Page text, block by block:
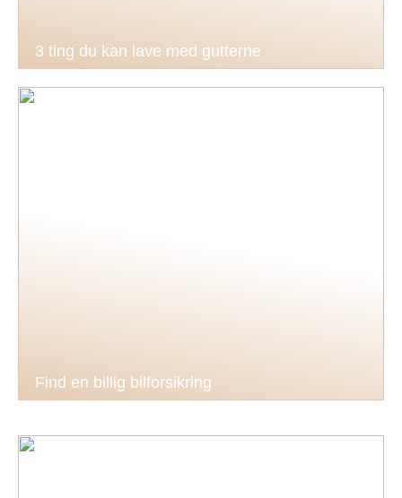
3 ting du kan lave med gutterne
Find en billig bilforsikring